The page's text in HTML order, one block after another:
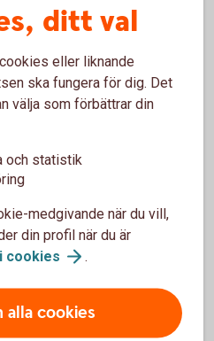
varför du behöver
att använda kontot.
för att skaffa
de formella kraven.
ditt val
eller liknande
ska fungera för dig. Det
välja som förbättrar din
och statistik
medgivande när du vill,
din profil när du är
cookies .
alla cookies